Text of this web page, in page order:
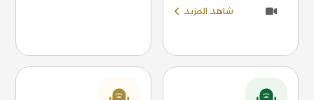
شاهد المزيد